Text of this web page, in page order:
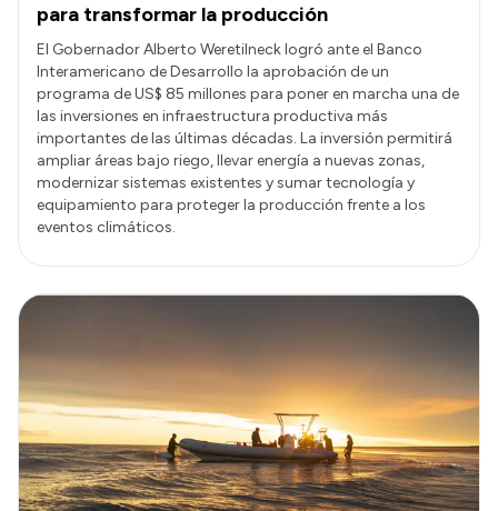
para transformar la producción
El Gobernador Alberto Weretilneck logró ante el Banco
Interamericano de Desarrollo la aprobación de un
programa de US$ 85 millones para poner en marcha una de
las inversiones en infraestructura productiva más
importantes de las últimas décadas. La inversión permitirá
ampliar áreas bajo riego, llevar energía a nuevas zonas,
modernizar sistemas existentes y sumar tecnología y
equipamiento para proteger la producción frente a los
eventos climáticos.